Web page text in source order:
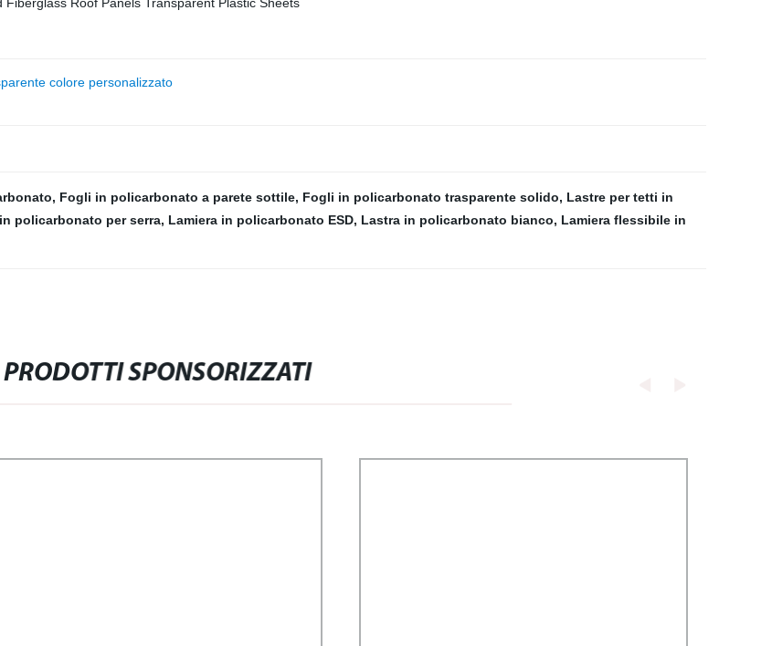
colore personalizzato
, Fogli in policarbonato a parete sottile, Fogli in policarbonato trasparente solido, Lastre per tetti in
policarbonato per serra, Lamiera in policarbonato ESD, Lastra in policarbonato bianco, Lamiera flessibile in
PRODOTTI SPONSORIZZATI